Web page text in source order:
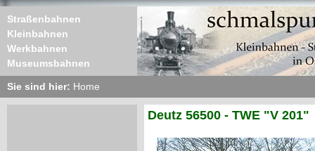
Straßenbahnen
Kleinbahnen
Werkbahnen
Museumsbahnen
Sie sind hier: Home
Deutz 56500 - TWE "V 201"